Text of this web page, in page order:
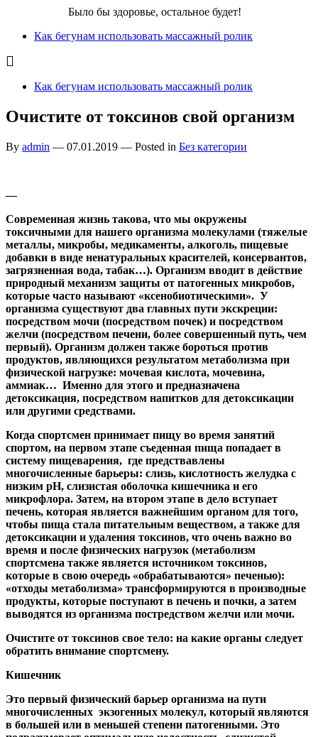
Было бы здоровье, остальное будет!
Как бегунам использовать массажный ролик
Как бегунам использовать массажный ролик
Очистите от токсинов свой организм
By admin — 07.01.2019 — Posted in Без категории
—
Современная жизнь такова, что мы окружены
токсичными для нашего организма молекулами (тяжелые
металлы, микробы, медикаменты, алкоголь, пищевые
добавки в виде ненатуральных красителей, консервантов,
загрязненная вода, табак…). Организм вводит в действие
природный механизм защиты от патогенных микробов,
которые часто называют «ксенобиотическими». У
организма существуют два главных пути экскреции:
посредством мочи (посредством почек) и посредством
желчи (посредством печени, более совершенный путь, чем
первый). Организм должен также бороться против
продуктов, являющихся результатом метаболизма при
физической нагрузке: мочевая кислота, мочевина,
аммиак… Именно для этого и предназначена
детоксикация, посредством напитков для детоксикации
или другими средствами.
Когда спортсмен принимает пищу во время занятий
спортом, на первом этапе съеденная пища попадает в
систему пищеварения, где предствавлены
многочисленные барьеры: слизь, кислотность желудка с
низким pH, слизистая оболочка кишечника и его
микрофлора. Затем, на втором этапе в дело вступает
печень, которая является важнейшим органом для того,
чтобы пища стала питательным веществом, а также для
детоксикации и удаления токсинов, что очень важно во
время и после физических нагрузок (метаболизм
спортсмена также является источником токсинов,
которые в свою очередь «обрабатываются» печенью):
«отходы метаболизма» трансформируются в производные
продукты, которые поступают в печень и почки, а затем
выводятся из организма постредством желчи или мочи.
Очистите от токсинов свое тело: на какие органы следует
обратить внимание спортсмену.
Кишечник
Это первый физический барьер организма на пути
многочисленных экзогенных молекул, который являются
в большей или в меньшей степени патогенными. Это